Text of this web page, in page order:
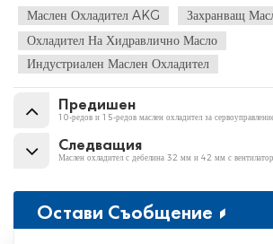
Маслен Охладител AKG
Захранващ
Охладител На Хидравлично Масло
Индустриален Маслен Охладител
Предишен
10-редов и 15-редов маслен охладител за
Следващия
Маслен охладител с дебелина 32 мм и 42 мм с
Остави Съобщение